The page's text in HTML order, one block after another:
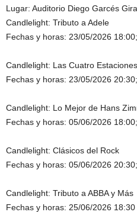
Lugar: Auditorio Diego Garcés
Candlelight: Tributo a Adele
Fechas y horas: 23/05/2026
Candlelight: Las Cuatro
Fechas y horas: 23/05/2026
Candlelight: Lo Mejor de Hans
Fechas y horas: 05/06/2026
Candlelight: Clásicos del Rock
Fechas y horas: 05/06/2026
Candlelight: Tributo a ABBA y Más
Fechas y horas: 25/06/2026 18:30